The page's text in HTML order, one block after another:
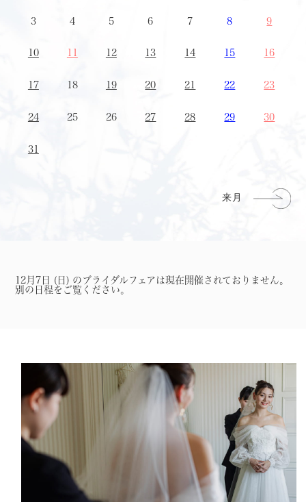
3 4 5 6 7 8 9
10 12 13 14 15 16
17 18 19 20 21 22 23
24 25 26 27 28 29 30
31
12月7日 (日) のブライダルフェアは現在開催されておりません。
別の日程をご覧ください。